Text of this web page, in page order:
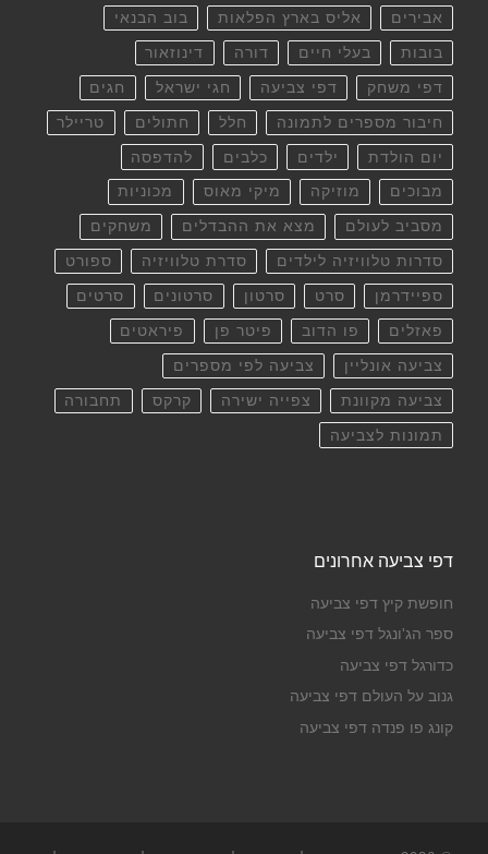
אבירים אליס בארץ הפלאות בוב הבנאי
בובות בעלי חיים דורה דינוזאור
דפי משחק דפי צביעה חגי ישראל חגים
חיבור מספרים לתמונה חלל חתולים טריילר
יום הולדת ילדים כלבים להדפסה
מבוכים מוזיקה מיקי מאוס מכוניות
מסביב לעולם מצא את ההבדלים משחקים
סדרות טלוויזיה לילדים סדרת טלוויזיה ספורט
ספיידרמן סרט סרטון סרטונים סרטים
פאזלים פו הדוב פיטר פן פיראטים
צביעה אונליין צביעה לפי מספרים
צביעה מקוונת צפייה ישירה קרקס תחבורה
תמונות לצביעה
דפי צביעה אחרונים
חופשת קיץ דפי צביעה
ספר הג'ונגל דפי צביעה
כדורגל דפי צביעה
גנוב על העולם דפי צביעה
קונג פו פנדה דפי צביעה